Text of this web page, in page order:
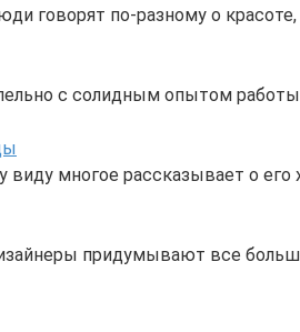
говорят по-разному о
с солидным опытом
многое рассказывает о его
придумывают все